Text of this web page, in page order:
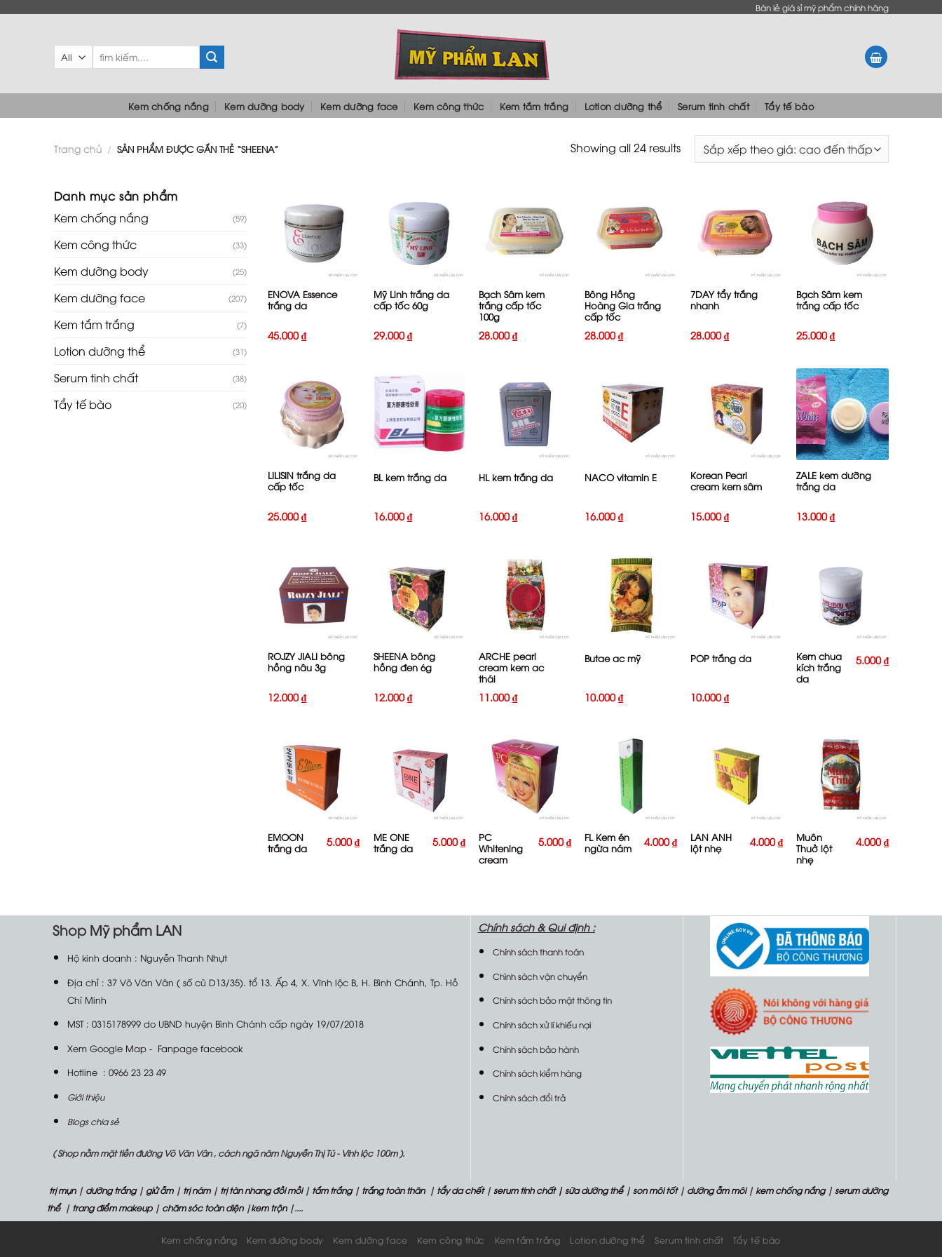
Bán lẻ giá sỉ mỹ phẩm chính hãng
Tìm
kiếm:
Kem chống nắng Kem dưỡng body Kem dưỡng face Kem công thức Kem tắm trắng Lotion dưỡng thể Serum tinh chất Tẩy tế bào
Trang chủ / SẢN PHẨM ĐƯỢC GẮN THẺ “SHEENA” Showing all 24 results
Danh mục sản phẩm
Kem chống nắng
(59)
Kem công thức (33)
Kem dưỡng body (25)
Kem dưỡng face (207)
Kem tắm trắng (7)
Lotion dưỡng thể (31)
Serum tinh chất (38)
Tẩy tế bào (20)
ENOVA Essence
trắng da
45.000₫
Mỹ Linh trắng da
cấp tốc 60g
29.000₫
Bạch Sâm kem
trắng cấp tốc
100g
28.000₫
Bông Hồng
Hoàng Gia trắng
cấp tốc
28.000₫
7DAY tẩy trắng
nhanh
28.000₫
Bạch Sâm kem
trắng cấp tốc
25.000₫
LILISIN trắng da
cấp tốc
25.000₫
+
BL kem trắng da
16.000₫
HL kem trắng da
16.000₫
NACO vitamin E
16.000₫
Korean Pearl
cream kem sâm
15.000₫
+
ZALE kem dưỡng
trắng da
13.000₫
ROJZY JIALI bông
hồng nâu 3g
12.000₫
SHEENA bông
hồng đen 6g
12.000₫
ARCHE pearl
cream kem ac
thái
11.000₫
Butae ac mỹ
10.000₫
POP trắng da
10.000₫
Kem chua
kích trắng
da
5.000₫
EMOON
trắng da
5.000₫
ME ONE
trắng da
5.000₫
PC
Whitening
cream
5.000₫
FL Kem én
ngừa nám
4.000₫
LAN ANH
lột nhẹ
4.000₫
Muôn
Thuở lột
nhẹ
4.000₫
Shop Mỹ phẩm LAN
Hộ kinh doanh : Nguyễn Thanh Nhựt
Địa chỉ : 37 Võ Văn Vân ( số cũ D13/35). tổ 13. Ấp 4, X. Vĩnh lộc B, H. Bình Chánh, Tp. Hồ
Chí Minh
MST : 0315178999 do UBND huyện Bình Chánh cấp ngày 19/07/2018
Xem Google Map- Fanpage facebook
Hotline : 0966 23 23 49
Giới thiệu
Blogs chia sẻ
( Shop nằm mặt tiền đường Võ Văn Vân , cách ngã năm Nguyễn Thị Tú - Vĩnh lộc 100m ).
Chính sách &Qui định :
Chính sách thanh toán
Chình sách vận chuyển
Chính sách bảo mật thông tin
Chính sách xử lí khiếu nại
Chính sách bảo hành
Chính sách kiểm hàng
Chính sách đổi trả
trị mụn| dưỡng trắng|giử ẫm| trị nám| trị tàn nhang đồi mồi|tắm trắng | trắng toàn thân| tẩy da chết|serum tinh chất | sữa dưỡng thể |son môi tốt|dưỡng ẫm môi|kem chống nắng|serum dưỡng
thể |trang điểm makeup|chăm sóc toàn diện|kem trộn|....
Kem chống nắng Kem dưỡng body Kem dưỡng face Kem công thức Kem tắm trắng Lotion dưỡng thể Serum tinh chất Tẩy tế bào